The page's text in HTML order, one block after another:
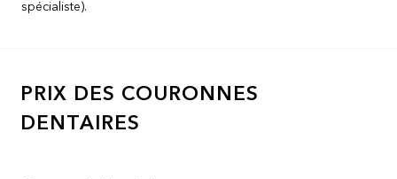
spécialiste).
PRIX DES COURONNES
DENTAIRES